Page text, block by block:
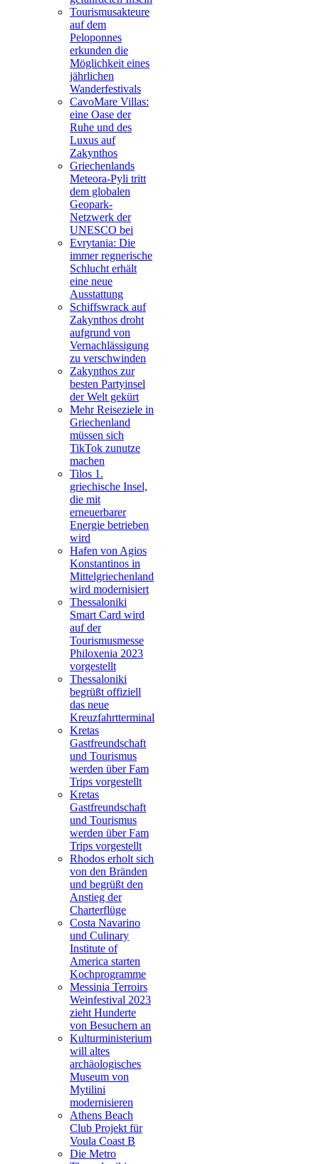
Tourismusakteure
auf dem
Peloponnes
erkunden die
Möglichkeit eines
jährlichen
Wanderfestivals
CavoMare Villas:
eine Oase der
Ruhe und des
Luxus auf
Zakynthos
Griechenlands
Meteora-Pyli tritt
dem globalen
Geopark-
Netzwerk der
UNESCO bei
Evrytania: Die
immer regnerische
Schlucht erhält
eine neue
Ausstattung
Schiffswrack auf
Zakynthos droht
aufgrund von
Vernachlässigung
zu verschwinden
Zakynthos zur
besten Partyinsel
der Welt gekürt
Mehr Reiseziele in
Griechenland
müssen sich
TikTok zunutze
machen
Tilos 1.
griechische Insel,
die mit
erneuerbarer
Energie betrieben
wird
Hafen von Agios
Konstantinos in
Mittelgriechenland
wird modernisiert
Thessaloniki
Smart Card wird
auf der
Tourismusmesse
Philoxenia 2023
vorgestellt
Thessaloniki
begrüßt offiziell
das neue
Kreuzfahrtterminal
Kretas
Gastfreundschaft
und Tourismus
werden über Fam
Trips vorgestellt
Kretas
Gastfreundschaft
und Tourismus
werden über Fam
Trips vorgestellt
Rhodos erholt sich
von den Bränden
und begrüßt den
Anstieg der
Charterflüge
Costa Navarino
und Culinary
Institute of
America starten
Kochprogramme
Messinia Terroirs
Weinfestival 2023
zieht Hunderte
von Besuchern an
Kulturministerium
will altes
archäologisches
Museum von
Mytilini
modernisieren
Athens Beach
Club Projekt für
Voula Coast B
Die Metro